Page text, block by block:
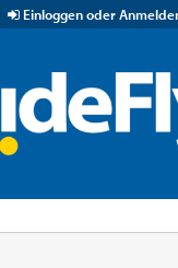
Einloggen oder